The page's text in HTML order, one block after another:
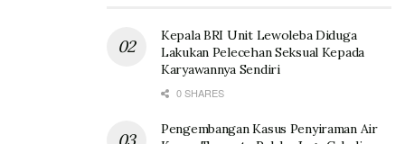
Kepala BRI Unit Lewoleba Diduga
Lakukan Pelecehan Seksual Kepada
Karyawannya Sendiri
0 SHARES
Pengembangan Kasus Penyiraman Air